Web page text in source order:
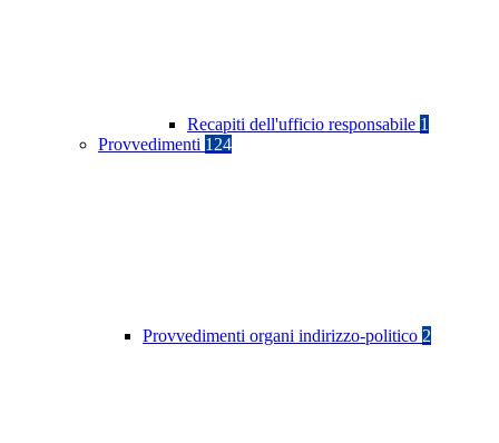
Recapiti dell'ufficio responsabile 1
Provvedimenti 124
Provvedimenti organi indirizzo-politico 2